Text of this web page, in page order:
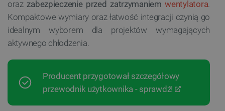
orazzabezpieczenie przed zatrzymaniemwentylatora.
Kompaktowe wymiary oraz łatwość integracji czynią go
idealnym wyborem dla projektów wymagających
aktywnego chłodzenia.
Producent przygotował szczegółowy
przewodnik użytkownika - sprawdź!